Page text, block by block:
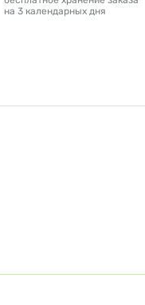
на 3 календарных дня